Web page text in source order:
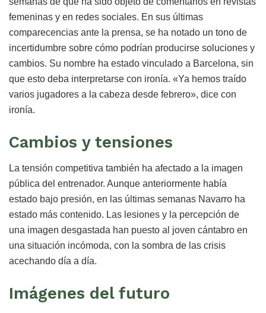
femeninas y en redes sociales. En sus últimas
comparecencias ante la prensa, se ha notado un tono de
incertidumbre sobre cómo podrían producirse soluciones y
cambios. Su nombre ha estado vinculado a Barcelona, sin
que esto deba interpretarse con ironía. «Ya hemos traído
varios jugadores a la cabeza desde febrero», dice con
ironía.
Cambios y tensiones
La tensión competitiva también ha afectado a la imagen
pública del entrenador. Aunque anteriormente había
estado bajo presión, en las últimas semanas Navarro ha
estado más contenido. Las lesiones y la percepción de
una imagen desgastada han puesto al joven cántabro en
una situación incómoda, con la sombra de las crisis
acechando día a día.
Imágenes del futuro